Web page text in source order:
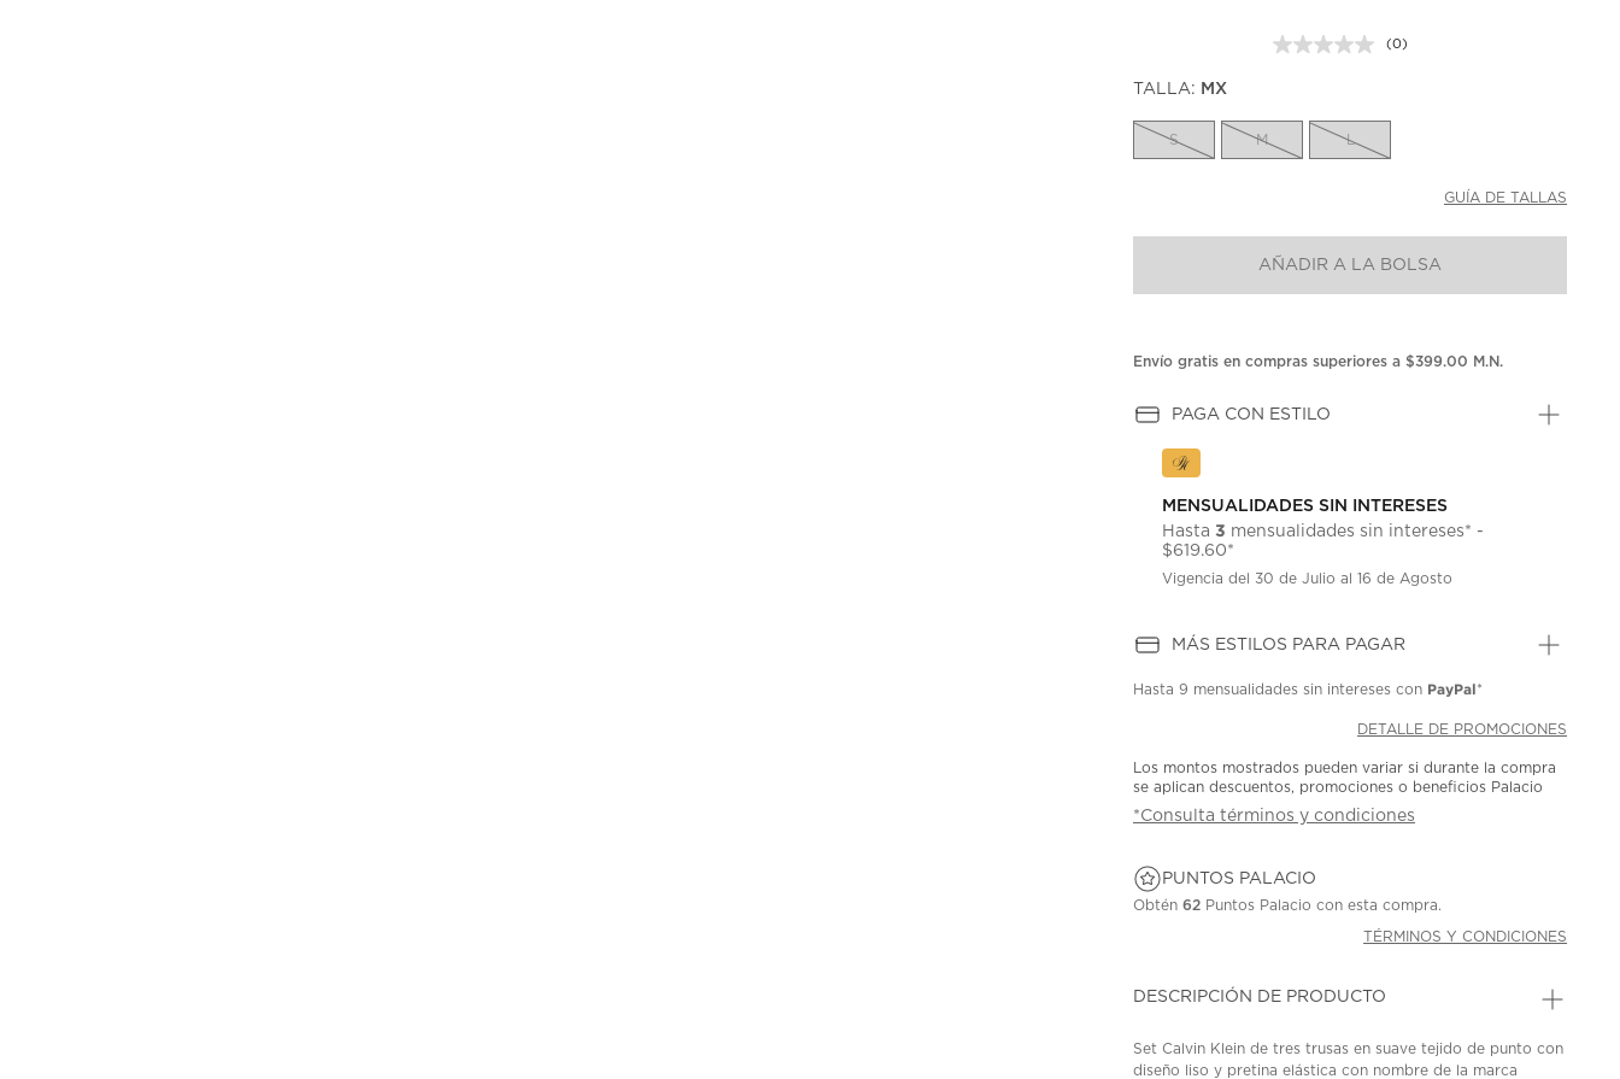
Sin
(0)
TALLA: MX
S M L
GUÍA DE TALLAS
AÑADIR A LA BOLSA
Envío gratis en compras superiores a $399.00 M.N.
PAGA CON ESTILO
MENSUALIDADES SIN INTERESES
Hasta3 mensualidades sin intereses* -
$619.60*
Vigencia del 30 de Julio al 16 de Agosto
MÁS ESTILOS PARA PAGAR
Hasta9 mensualidades sin intereses con PayPal*
DETALLE DE PROMOCIONES
Los montos mostrados pueden variar si durante la compra
se aplican descuentos, promociones o beneficios Palacio
*Consulta términos y condiciones
PUNTOS PALACIO
Obtén62 Puntos Palacio con esta compra.
TÉRMINOS Y CONDICIONES
DESCRIPCIÓN DE PRODUCTO
Set Calvin Klein de tres trusas en suave tejido de punto con
diseño liso y pretina elástica con nombre de la marca